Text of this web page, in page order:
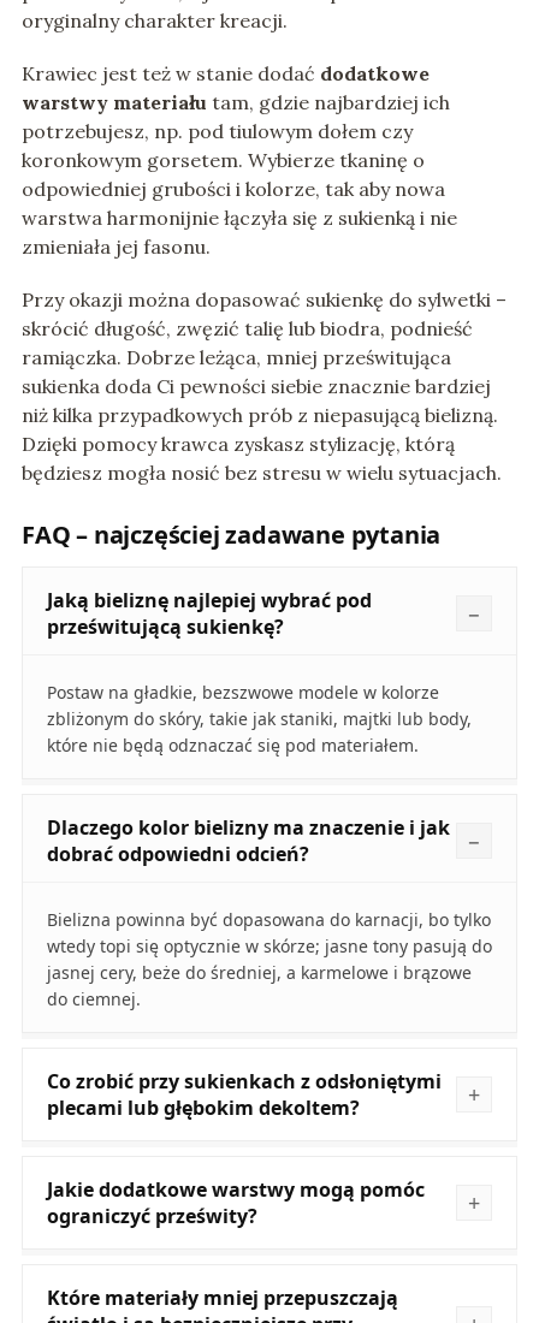
oryginalny charakter kreacji.
Krawiec jest też w stanie dodać dodatkowe
warstwy materiału tam, gdzie najbardziej ich
potrzebujesz, np. pod tiulowym dołem czy
koronkowym gorsetem. Wybierze tkaninę o
odpowiedniej grubości i kolorze, tak aby nowa
warstwa harmonijnie łączyła się z sukienką i nie
zmieniała jej fasonu.
Przy okazji można dopasować sukienkę do sylwetki –
skrócić długość, zwęzić talię lub biodra, podnieść
ramiączka. Dobrze leżąca, mniej prześwitująca
sukienka doda Ci pewności siebie znacznie bardziej
niż kilka przypadkowych prób z niepasującą bielizną.
Dzięki pomocy krawca zyskasz stylizację, którą
będziesz mogła nosić bez stresu w wielu sytuacjach.
FAQ – najczęściej zadawane pytania
Jaką bieliznę najlepiej wybrać pod
prześwitującą sukienkę?
Postaw na gładkie, bezszwowe modele w kolorze
zbliżonym do skóry, takie jak staniki, majtki lub body,
które nie będą odznaczać się pod materiałem.
Dlaczego kolor bielizny ma znaczenie i jak
dobrać odpowiedni odcień?
Bielizna powinna być dopasowana do karnacji, bo tylko
wtedy topi się optycznie w skórze; jasne tony pasują do
jasnej cery, beże do średniej, a karmelowe i brązowe
do ciemnej.
Co zrobić przy sukienkach z odsłoniętymi
plecami lub głębokim dekoltem?
Jakie dodatkowe warstwy mogą pomóc
ograniczyć prześwity?
Które materiały mniej przepuszczają